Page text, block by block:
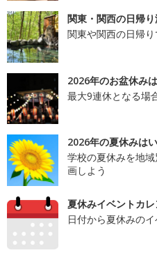
関東・関西の日帰
関東や関西の日帰
2026年のお盆休み
最大9連休となる場
2026年の夏休みは
学校の夏休みを地
画しよう
夏休みイベントカ
日付から夏休みの